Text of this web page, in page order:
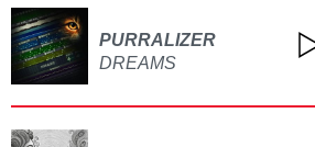
PURRALIZER
DREAMS